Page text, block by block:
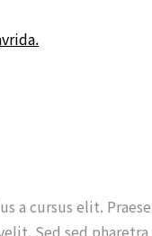
a cursus elit.
Sed sed